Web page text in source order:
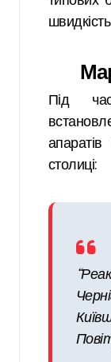
Під час
столиці: